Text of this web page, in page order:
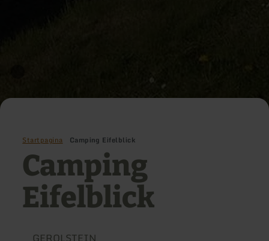
Startpagina Camping Eifelblick
Camping
Eifelblick